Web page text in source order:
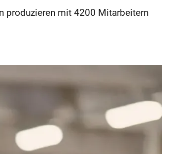
produzieren mit 4200 Mitarbeitern